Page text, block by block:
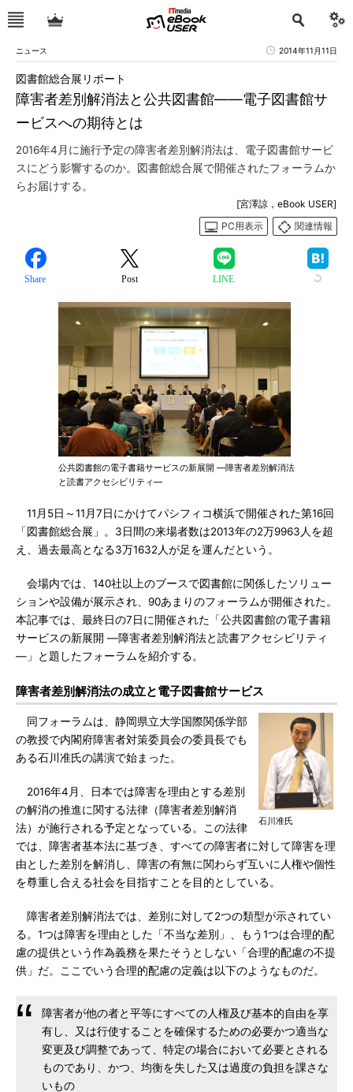
ニュース 2014年11月11日
障害者差別解消法と公共図書館――電子図書館サ
ービスへの期待とは
図書館総合展リポート
2016年4月に施行予定の障害者差別解消法は、電子図書館サービ
スにどう影響するのか。図書館総合展で開催されたフォーラムか
らお届けする。
[宮澤諒，eBook USER]
PC用表示
関連情報
Share Post LINE
公共図書館の電子書籍サービスの新展開 ―障害者差別解消法
と読書アクセシビリティ―
11月5日～11月7日にかけてパシフィコ横浜で開催された第16回
「図書館総合展」。3日間の来場者数は2013年の2万9963人を超
え、過去最高となる3万1632人が足を運んだという。
会場内では、140社以上のブースで図書館に関係したソリュー
ションや設備が展示され、90あまりのフォーラムが開催された。
本記事では、最終日の7日に開催された「公共図書館の電子書籍
サービスの新展開 ―障害者差別解消法と読書アクセシビリティ
―」と題したフォーラムを紹介する。
障害者差別解消法の成立と電子図書館サービス
石川准氏
同フォーラムは、静岡県立大学国際関係学部
の教授で内閣府障害者対策委員会の委員長でも
ある石川准氏の講演で始まった。
2016年4月、日本では障害を理由とする差別
の解消の推進に関する法律（障害者差別解消
法）が施行される予定となっている。この法律
では、障害者基本法に基づき、すべての障害者に対して障害を理
由とした差別を解消し、障害の有無に関わらず互いに人権や個性
を尊重し合える社会を目指すことを目的としている。
障害者差別解消法では、差別に対して2つの類型が示されてい
る。1つは障害を理由とした「不当な差別」、もう1つは合理的配
慮の提供という作為義務を果たそうとしない「合理的配慮の不提
供」だ。ここでいう合理的配慮の定義は以下のようなものだ。
障害者が他の者と平等にすべての人権及び基本的自由を享
有し、又は行使することを確保するための必要かつ適当な
変更及び調整であって、特定の場合において必要とされる
ものであり、かつ、均衡を失した又は過度の負担を課さな
いもの